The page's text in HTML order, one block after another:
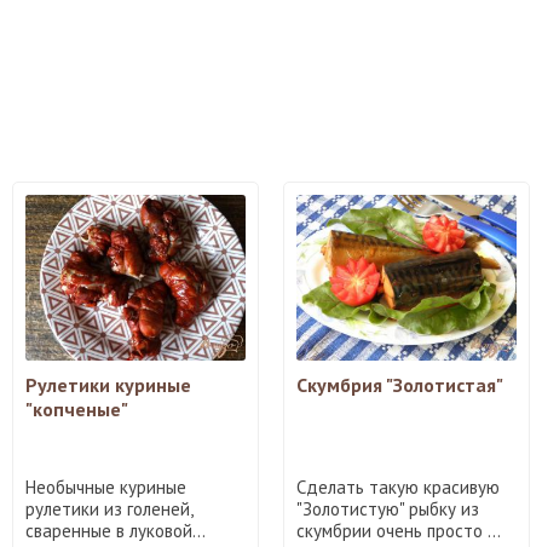
Рулетики куриные
"копченые"
Необычные куриные
рулетики из голеней,
сваренные в луковой...
Скумбрия "Золотистая"
Сделать такую красивую
"Золотистую" рыбку из
скумбрии очень просто ...